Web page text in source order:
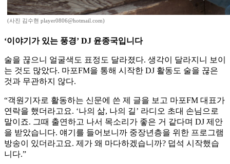
(사진 김수현 player0806@hotmail.com)
‘이야기가 있는 풍경’ DJ 윤종국입니다
술을 끊으니 얼굴색도 표정도 달라졌다. 생각이 달라지니 보이
는 것도 많았다. 마포FM을 통해 시작한 DJ 활동도 술을 끊은
것과 무관하지 않다.
“객원기자로 활동하는 신문에 쓴 제 글을 보고 마포FM 대표가
연락을 했더라고요. ‘나의 삶, 나의 길’ 라디오 초대 손님으로
말이죠. 그때 출연하고 나서 목소리가 좋은 거 같다며 DJ 제안
을 받았습니다. 얘기를 들어보니까 중장년층을 위한 프로그램
방송이 있더라고요. 제가 왜 마다하겠습니까? 덥석 시작했습
니다.”